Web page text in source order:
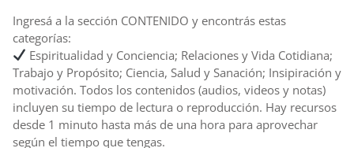
Ingresá a la sección CONTENIDO y encontrás estas
categorías:
Espiritualidad y Conciencia; Relaciones y Vida Cotidiana;
Trabajo y Propósito; Ciencia, Salud y Sanación; Insipiración y
motivación. Todos los contenidos (audios, videos y notas)
incluyen su tiempo de lectura o reproducción. Hay recursos
desde 1 minuto hasta más de una hora para aprovechar
según el tiempo que tengas.